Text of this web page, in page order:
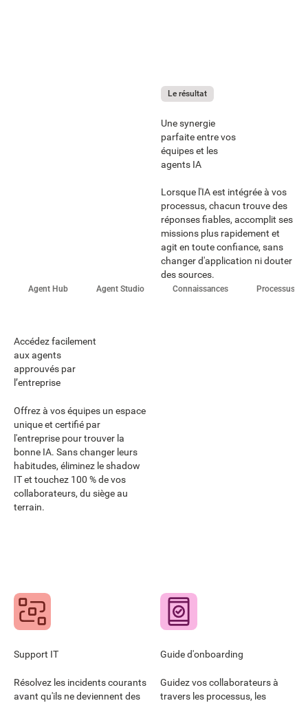
Le résultat
Une synergie
parfaite entre vos
équipes et les
agents IA
Lorsque l'IA est intégrée à vos
processus, chacun trouve des
réponses fiables, accomplit ses
missions plus rapidement et
agit en toute confiance, sans
changer d'application ni douter
des sources.
Agent Hub Agent Studio Connaissances Processus et
Accédez facilement
aux agents
approuvés par
l’entreprise
Offrez à vos équipes un espace
unique et certifié par
l'entreprise pour trouver la
bonne IA. Sans changer leurs
habitudes, éliminez le shadow
IT et touchez 100 % de vos
collaborateurs, du siège au
terrain.
Support IT
Résolvez les incidents courants
avant qu'ils ne deviennent des
Guide d'onboarding
Guidez vos collaborateurs à
travers les processus, les